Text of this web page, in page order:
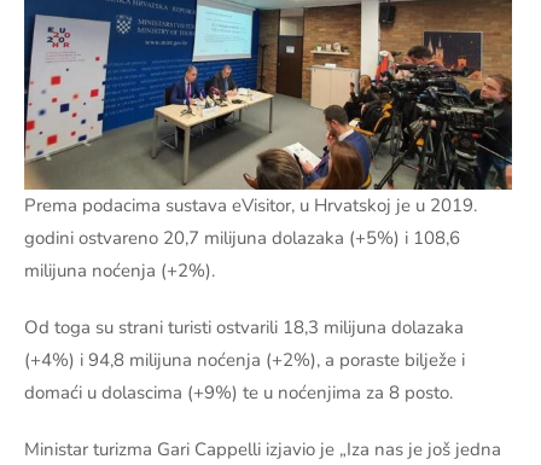
Prema podacima sustava eVisitor, u Hrvatskoj je u 2019.
godini ostvareno 20,7 milijuna dolazaka (+5%) i 108,6
milijuna noćenja (+2%).
Od toga su strani turisti ostvarili 18,3 milijuna dolazaka
(+4%) i 94,8 milijuna noćenja (+2%), a poraste bilježe i
domaći u dolascima (+9%) te u noćenjima za 8 posto.
Ministar turizma Gari Cappelli izjavio je „Iza nas je još jedna